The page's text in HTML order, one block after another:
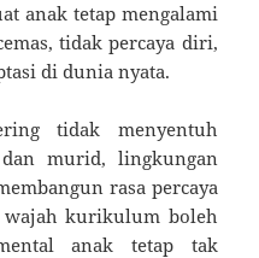
anak tetap mengalami
tidak percaya diri,
di dunia nyata.
tidak menyentuh
murid, lingkungan
rasa percaya
kurikulum boleh
anak tetap tak